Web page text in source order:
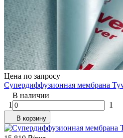
Цена по запросу
Супердиффузионная мембрана
В наличии
1
1
В корзину